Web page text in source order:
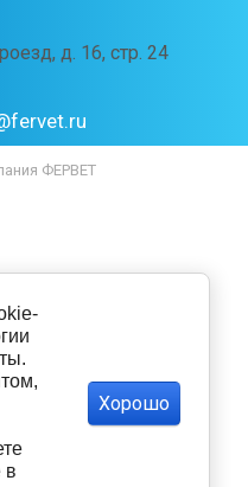
д. 16, стр. 24
ФЕРВЕТ
в
Хорошо